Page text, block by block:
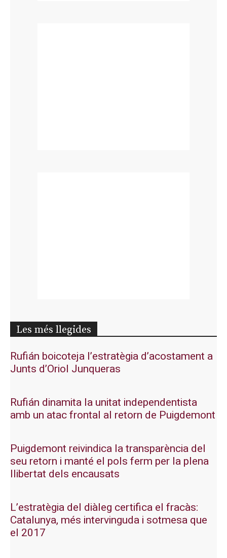
Les més llegides
Rufián boicoteja l’estratègia d’acostament a
Junts d’Oriol Junqueras
Rufián dinamita la unitat independentista
amb un atac frontal al retorn de Puigdemont
Puigdemont reivindica la transparència del
seu retorn i manté el pols ferm per la plena
llibertat dels encausats
L’estratègia del diàleg certifica el fracàs:
Catalunya, més intervinguda i sotmesa que
el 2017